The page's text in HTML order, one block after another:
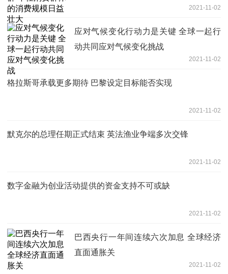
2021-11-02
应对气候变化行动力是关键 全球一起行
动共同应对气候变化挑战
2021-11-02
格拉斯哥承载更多期待 巴黎设定目标能否实现
2021-11-02
默克尔的总理任期正式结束 英法渔业争端多次交锋
2021-11-02
数字金融为创业活动提供的资金支持不可或缺
2021-11-02
巴西央行一年间连续六次加息 全球经济
直面通胀关
2021-11-02